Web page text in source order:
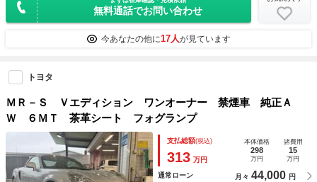
無料通話でお問い合わせ
今あなたの他に17人が見ています
トヨタ
ＭＲ－Ｓ Ｖエディション ワンオーナー 禁煙車 純正Ａ
Ｗ ６ＭＴ 茶革シート フォグランプ
支払総額(税込)
313 万円
本体価格
298
万円
諸費用
15
万円
通常ローン 月々 44,000 円